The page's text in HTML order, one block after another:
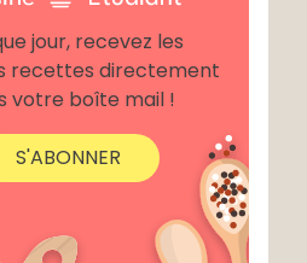
jour, recevez les
recettes directement
votre boîte mail !
S'ABONNER